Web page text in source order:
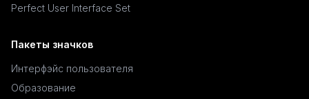
Perfect User Interface Set
Пакеты значков
Интерфэйс пользователя
Образование